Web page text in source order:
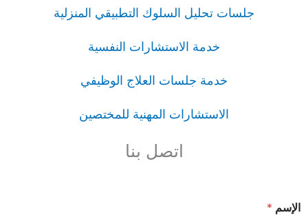
جلسات تحليل السلوك التطبيقي المنزلية
خدمة الاستشارات النفسية
خدمة جلسات العلاج الوظيفي
الاستشارات المهنية للمختصين
اتصل بنا
الإسم *